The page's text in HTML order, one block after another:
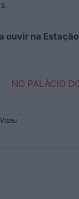
ouvir na
Viseu